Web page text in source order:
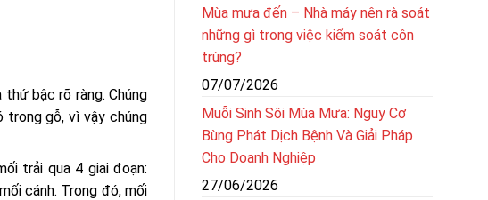
bậc rõ ràng. Chúng
trong gỗ, vì vậy chúng
trải qua 4 giai đoạn:
cánh. Trong đó, mối
Mùa mưa đến – Nhà máy nên rà soát
những gì trong việc kiểm soát côn
trùng?
07/07/2026
Muỗi Sinh Sôi Mùa Mưa: Nguy Cơ
Bùng Phát Dịch Bệnh Và Giải Pháp
Cho Doanh Nghiệp
27/06/2026